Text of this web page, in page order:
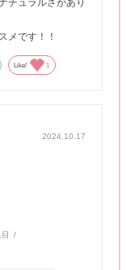
チュラルさがあり
メです！！
Like! 1
2024.10.17